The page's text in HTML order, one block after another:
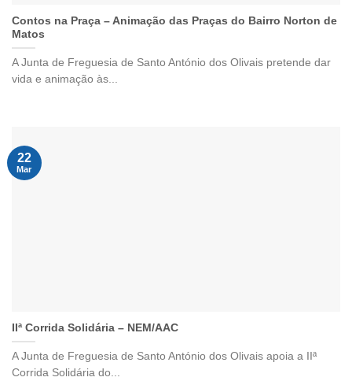
Contos na Praça – Animação das Praças do Bairro Norton de
Matos
A Junta de Freguesia de Santo António dos Olivais pretende dar
vida e animação às...
IIª Corrida Solidária – NEM/AAC
A Junta de Freguesia de Santo António dos Olivais apoia a IIª
Corrida Solidária do...
22
Mar